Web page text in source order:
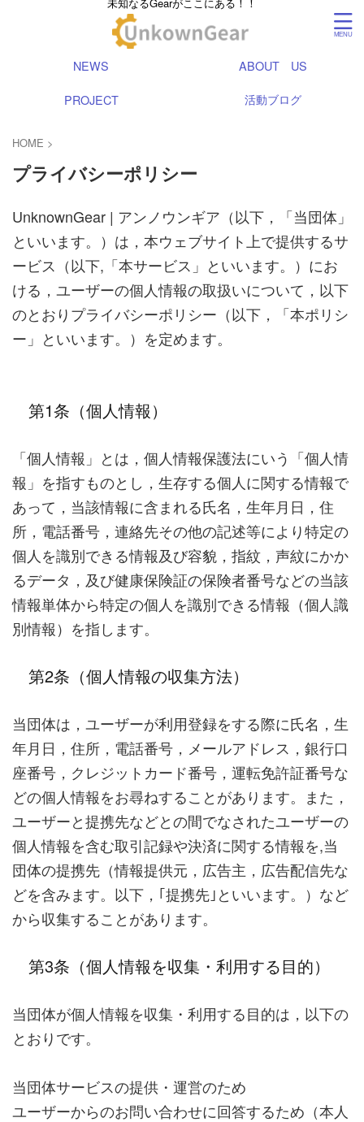
NEWS
ABOUT US
PROJECT
活動ブログ
HOME >
プライバシーポリシー
UnknownGear | アンノウンギア（以下，「当団体」
といいます。）は，本ウェブサイト上で提供するサ
ービス（以下,「本サービス」といいます。）にお
ける，ユーザーの個人情報の取扱いについて，以下
のとおりプライバシーポリシー（以下，「本ポリシ
ー」といいます。）を定めます。
第1条（個人情報）
「個人情報」とは，個人情報保護法にいう「個人情
報」を指すものとし，生存する個人に関する情報で
あって，当該情報に含まれる氏名，生年月日，住
所，電話番号，連絡先その他の記述等により特定の
個人を識別できる情報及び容貌，指紋，声紋にかか
るデータ，及び健康保険証の保険者番号などの当該
情報単体から特定の個人を識別できる情報（個人識
別情報）を指します。
第2条（個人情報の収集方法）
当団体は，ユーザーが利用登録をする際に氏名，生
年月日，住所，電話番号，メールアドレス，銀行口
座番号，クレジットカード番号，運転免許証番号な
どの個人情報をお尋ねすることがあります。また，
ユーザーと提携先などとの間でなされたユーザーの
個人情報を含む取引記録や決済に関する情報を,当
団体の提携先（情報提供元，広告主，広告配信先な
どを含みます。以下，｢提携先｣といいます。）など
から収集することがあります。
第3条（個人情報を収集・利用する目的）
当団体が個人情報を収集・利用する目的は，以下の
とおりです。
当団体サービスの提供・運営のため
ユーザーからのお問い合わせに回答するため（本人